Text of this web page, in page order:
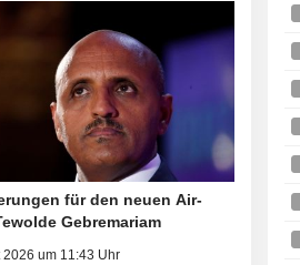
für den neuen Air-
Gebremariam
um 11:43 Uhr